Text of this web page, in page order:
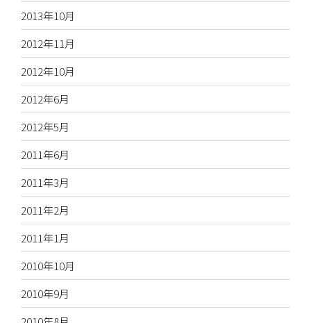
2013年10月
2012年11月
2012年10月
2012年6月
2012年5月
2011年6月
2011年3月
2011年2月
2011年1月
2010年10月
2010年9月